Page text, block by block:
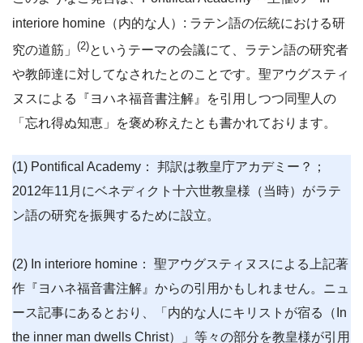
interiore homine（内的な人）: ラテン語の伝統における研
究の道筋」 (2)というテーマの会議にて、ラテン語の研究者
や教師達に対してなされたとのことです。聖アウグスティ
ヌスによる『ヨハネ福音書注解』を引用しつつ同聖人の
「忘れ得ぬ知恵」を褒め称えたとも書かれております。
(1) Pontifical Academy： 邦訳は教皇庁アカデミー？；
2012年11月にベネディクト十六世教皇様（当時）がラテ
ン語の研究を振興するために設立。
(2) In interiore homine： 聖アウグスティヌスによる上記著
作『ヨハネ福音書注解』からの引用かもしれません。ニュ
ース記事にあるとおり、「内的な人にキリストが宿る（In
the inner man dwells Christ）」等々の部分を教皇様が引用